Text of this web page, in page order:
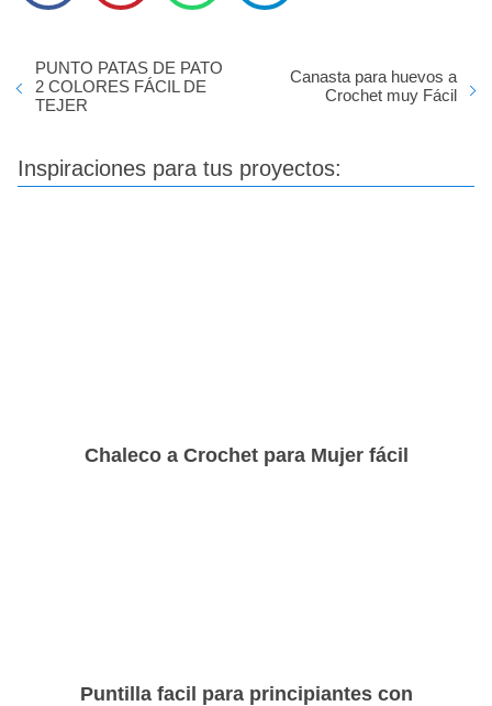
PUNTO PATAS DE PATO
2 COLORES FÁCIL DE
TEJER
Canasta para huevos a
Crochet muy Fácil
Inspiraciones para tus proyectos:
Chaleco a Crochet para Mujer fácil
Puntilla facil para principiantes con